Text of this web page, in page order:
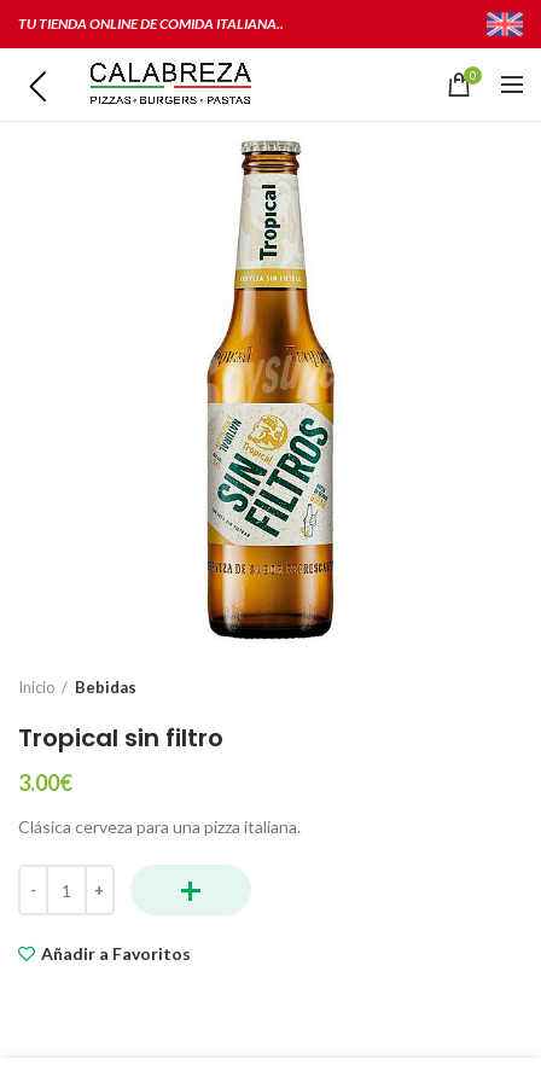
TU TIENDA ONLINE DE COMIDA ITALIANA..
0
Inicio Bebidas
Tropical sin filtro
3.00€
Clásica cerveza para una pizza italiana.
Tropical sin filtro cantidad
+
Añadir a Favoritos